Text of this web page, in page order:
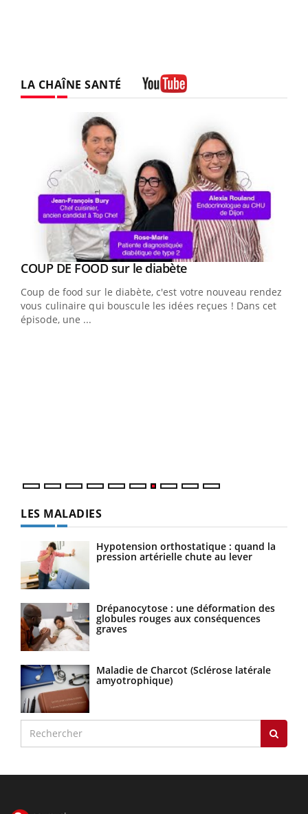
LA CHAÎNE SANTÉ
Youtube
COUP DE FOOD sur le diabèteYoutube
Coup de food sur le diabète, c'est votre nouveau rendez-
vous culinaire qui bouscule les idées reçues ! Dans cet
épisode, une ...
LES MALADIES
Hypotension orthostatique : quand la
pression artérielle chute au lever
Drépanocytose : une déformation des
globules rouges aux conséquences
graves
Maladie de Charcot (Sclérose latérale
amyotrophique)